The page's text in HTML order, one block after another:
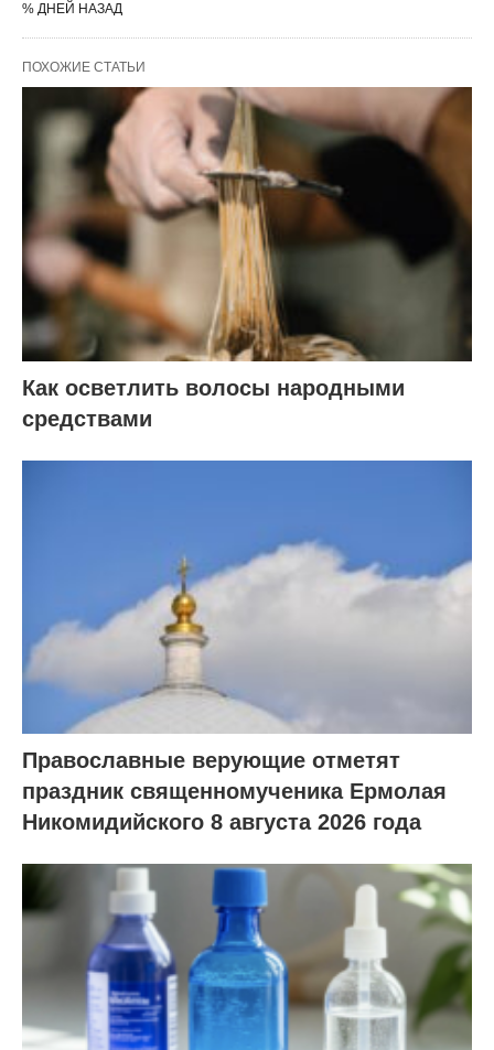
% ДНЕЙ НАЗАД
ПОХОЖИЕ СТАТЬИ
Как осветлить волосы народными
средствами
Православные верующие отметят
праздник священномученика Ермолая
Никомидийского 8 августа 2026 года